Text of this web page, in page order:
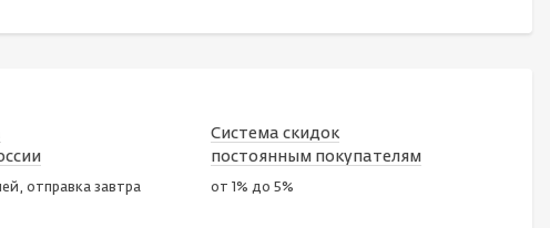
отправка завтра
Система скидок
постоянным покупателям
от 1% до 5%